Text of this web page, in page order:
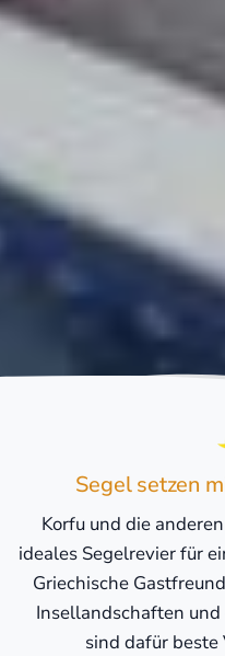
Segel setzen
Korfu und die
ideales Segelrevier für
Griechische
Insellandschaften
sind dafür beste